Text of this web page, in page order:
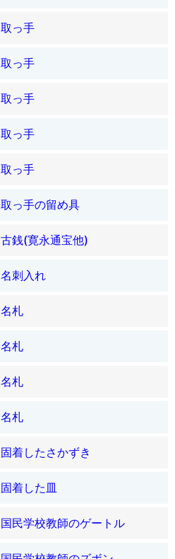
取っ手
取っ手
取っ手
取っ手
取っ手
取っ手の留め具
古銭(寛永通宝他)
名刺入れ
名札
名札
名札
名札
固着したさかずき
固着した皿
国民学校教師のゲートル